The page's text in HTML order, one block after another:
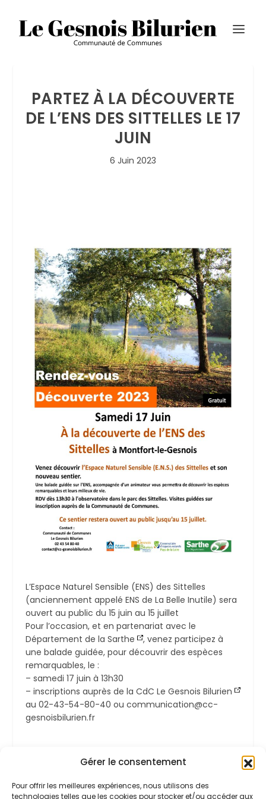
Gérer le consentement
Pour offrir les meilleures expériences, nous utilisons des
technologies telles que les cookies pour stocker et/ou accéder aux
PARTEZ À LA DÉCOUVERTE
DE L’ENS DES SITTELLES LE 17
JUIN
6 Juin 2023
L’Espace Naturel Sensible (ENS) des Sittelles
(anciennement appelé ENS de La Belle Inutile) sera
ouvert au public du 15 juin au 15 juillet
Pour l’occasion, et en partenariat avec le
Département de la Sarthe
, venez participez à
une balade guidée, pour découvrir des espèces
remarquables, le :
– samedi 17 juin à 13h30
– inscriptions auprès de la CdC Le Gesnois Bilurien
au 02-43-54-80-40 ou communication@cc-
gesnoisbilurien.fr
PARTAGER: